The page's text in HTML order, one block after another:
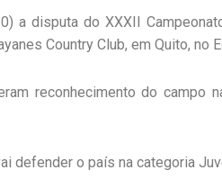
) a disputa doXXXII
Country Club, em Quito, no
reconhecimento do campo
defender o país na categoria